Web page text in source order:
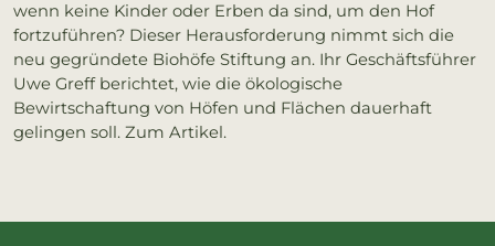
wenn keine Kinder oder Erben da sind, um den Hof
fortzuführen? Dieser Herausforderung nimmt sich die
neu gegründete Biohöfe Stiftung an. Ihr Geschäftsführer
Uwe Greff berichtet, wie die ökologische
Bewirtschaftung von Höfen und Flächen dauerhaft
gelingen soll. Zum Artikel.